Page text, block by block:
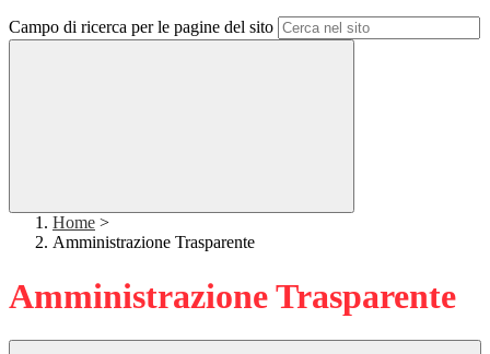
Campo di ricerca per le pagine del sito
Home >
Amministrazione Trasparente
Amministrazione Trasparente